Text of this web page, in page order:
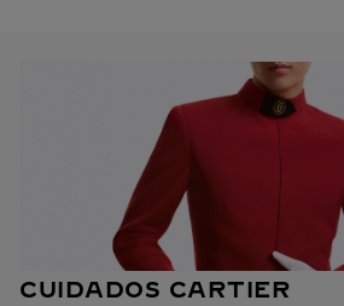
CUIDADOS CARTIER